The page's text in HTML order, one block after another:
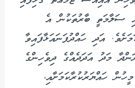
ސަލާމަތީ ބާރުތަކުން އެ
އަދި ހައްދުފަނައަޅާފައިވާ
މަދު އަދަދެއްގެ ދިވެހިންގެ
ހައްޔަރުކުރާކަމަށާއި،